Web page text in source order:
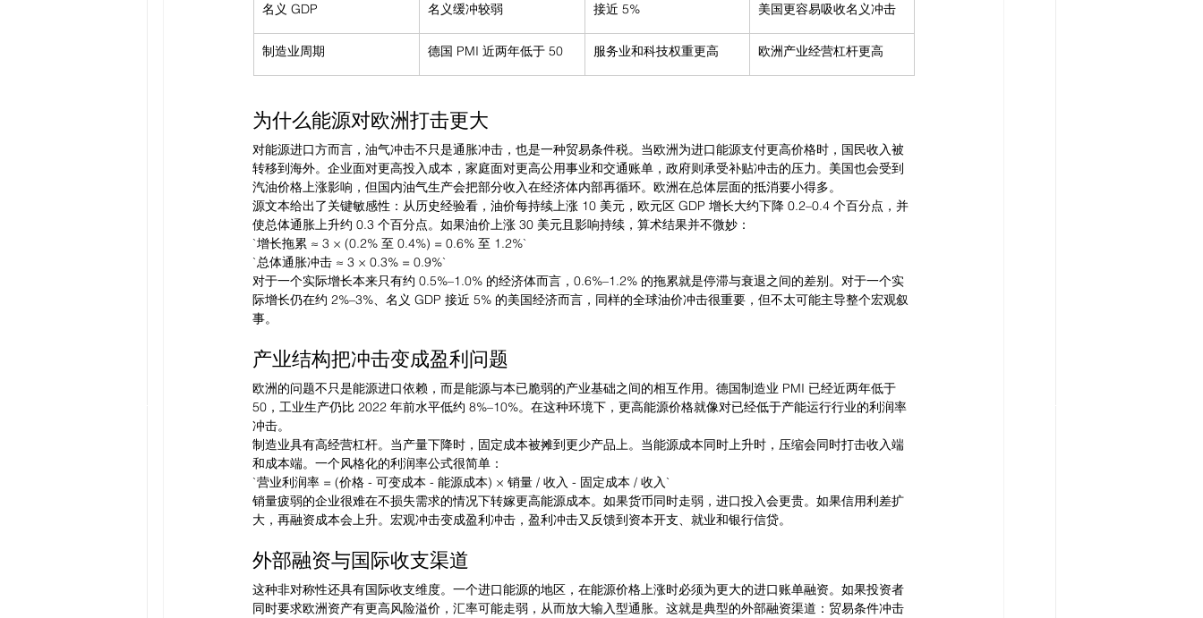
名义 GDP 名义缓冲较弱 接近 5% 美国更容易吸收名义冲击
制造业周期 德国 PMI 近两年低于 50 服务业和科技权重更高 欧洲产业经营杠杆更高
为什么能源对欧洲打击更大
对能源进口方而言，油气冲击不只是通胀冲击，也是一种贸易条件税。当欧洲为进口能源支付更高价格时，国民收入被
转移到海外。企业面对更高投入成本，家庭面对更高公用事业和交通账单，政府则承受补贴冲击的压力。美国也会受到
汽油价格上涨影响，但国内油气生产会把部分收入在经济体内部再循环。欧洲在总体层面的抵消要小得多。
源文本给出了关键敏感性：从历史经验看，油价每持续上涨 10 美元，欧元区 GDP 增长大约下降 0.2–0.4 个百分点，并
使总体通胀上升约 0.3 个百分点。如果油价上涨 30 美元且影响持续，算术结果并不微妙：
`增长拖累 ≈ 3 × (0.2% 至 0.4%) = 0.6% 至 1.2%`
`总体通胀冲击 ≈ 3 × 0.3% = 0.9%`
对于一个实际增长本来只有约 0.5%–1.0% 的经济体而言，0.6%–1.2% 的拖累就是停滞与衰退之间的差别。对于一个实
际增长仍在约 2%–3%、名义 GDP 接近 5% 的美国经济而言，同样的全球油价冲击很重要，但不太可能主导整个宏观叙
事。
产业结构把冲击变成盈利问题
欧洲的问题不只是能源进口依赖，而是能源与本已脆弱的产业基础之间的相互作用。德国制造业 PMI 已经近两年低于
50，工业生产仍比 2022 年前水平低约 8%–10%。在这种环境下，更高能源价格就像对已经低于产能运行行业的利润率
冲击。
制造业具有高经营杠杆。当产量下降时，固定成本被摊到更少产品上。当能源成本同时上升时，压缩会同时打击收入端
和成本端。一个风格化的利润率公式很简单：
`营业利润率 = (价格 - 可变成本 - 能源成本) × 销量 / 收入 - 固定成本 / 收入`
销量疲弱的企业很难在不损失需求的情况下转嫁更高能源成本。如果货币同时走弱，进口投入会更贵。如果信用利差扩
大，再融资成本会上升。宏观冲击变成盈利冲击，盈利冲击又反馈到资本开支、就业和银行信贷。
外部融资与国际收支渠道
这种非对称性还具有国际收支维度。一个进口能源的地区，在能源价格上涨时必须为更大的进口账单融资。如果投资者
同时要求欧洲资产有更高风险溢价，汇率可能走弱，从而放大输入型通胀。这就是典型的外部融资渠道：贸易条件冲击